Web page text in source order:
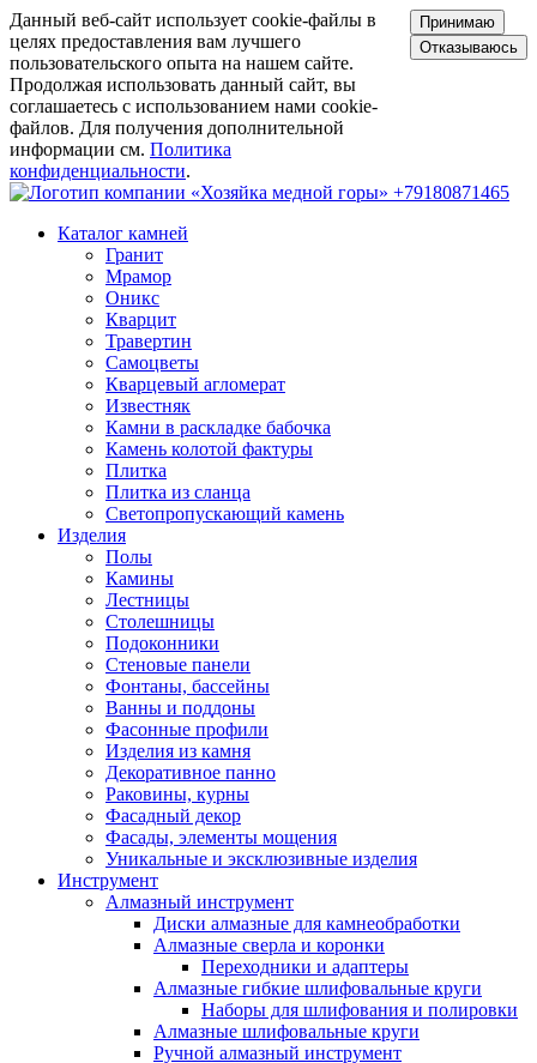
Данный веб-сайт использует cookie-файлы в
целях предоставления вам лучшего
пользовательского опыта на нашем сайте.
Продолжая использовать данный сайт, вы
соглашаетесь с использованием нами cookie-
файлов. Для получения дополнительной
информации см. Политика
конфиденциальности.
Принимаю
Отказываюсь
+79180871465
Каталог камней
Гранит
Мрамор
Оникс
Кварцит
Травертин
Самоцветы
Кварцевый агломерат
Известняк
Камни в раскладке бабочка
Камень колотой фактуры
Плитка
Плитка из сланца
Светопропускающий камень
Изделия
Полы
Камины
Лестницы
Столешницы
Подоконники
Стеновые панели
Фонтаны, бассейны
Ванны и поддоны
Фасонные профили
Изделия из камня
Декоративное панно
Раковины, курны
Фасадный декор
Фасады, элементы мощения
Уникальные и эксклюзивные изделия
Инструмент
Алмазный инструмент
Диски алмазные для камнеобработки
Алмазные сверла и коронки
Переходники и адаптеры
Алмазные гибкие шлифовальные круги
Наборы для шлифования и полировки
Алмазные шлифовальные круги
Ручной алмазный инструмент